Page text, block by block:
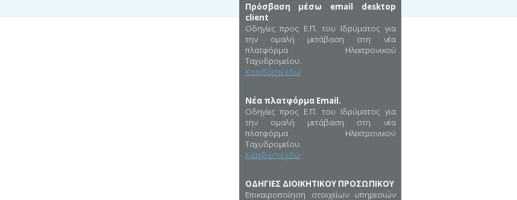
Πρόσβαση μέσω email desktop
client
Οδηγίες προς Ε.Π. του Ιδρύματος για
την ομαλή μετάβαση στη νέα
πλατφόρμα Ηλεκτρονικού
Ταχυδρομείου.
Κατεβάστε εδώ
Νέα πλατφόρμα Email.
Οδηγίες προς Ε.Π. του Ιδρύματος για
την ομαλή μετάβαση στη νέα
πλατφόρμα Ηλεκτρονικού
Ταχυδρομείου.
Κατεβάστε εδώ
ΟΔΗΓΙΕΣ ΔΙΟΙΚΗΤΙΚΟΥ ΠΡΟΣΩΠΙΚΟΥ
Επικαιροποίηση στοιχείων υπηρεσιών